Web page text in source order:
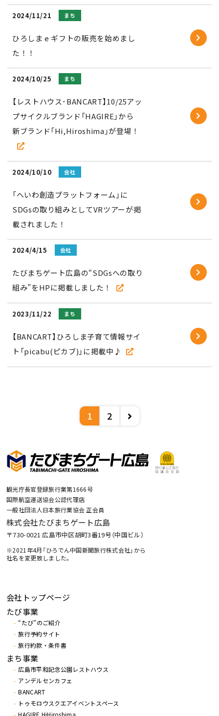
2024/11/21 まち
ひろしま e ギフトの販売を始めまし
た！！
2024/10/25 まち
【レストハウス･BANCART】10/25アッ
プサイクルブランド「HAGIRE」から
新ブランド「Hi,Hiroshima」が登場！
2024/10/10 会社
「へいわ創造プラットフォーム」に
SDGsの取り組みとしてVRツアーが掲
載されました！
2024/4/15 会社
たびまちゲート広島の“SDGsへの取り
組み”をHPに掲載しました！
2023/11/22 まち
【BANCART】ひろしま子育て情報サイ
ト「picabu(ピカブ)」に掲載中♪
1 2
観光庁長官登録旅行業第1666号
国際航空運送協会公認代理店
一般社団法人日本旅行業協会 正会員
株式会社たびまちゲート広島
〒730-0021 広島市中区胡町3番19号（中国ビル）
※2021年4月「ひろでん中国新聞旅行株式会社」から
社名を変更致しました。
会社トップページ
たび事業
“たび”のご紹介
旅行予約サイト
旅行約款・条件書
まち事業
広島市平和記念公園レストハウス
アンデルセンカフェ
BANCART
トゥモロウスクエアイベントスペース